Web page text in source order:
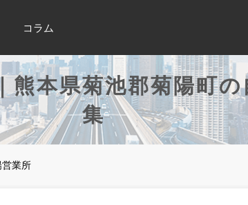
コラム
本県菊池郡菊陽町
集
業所